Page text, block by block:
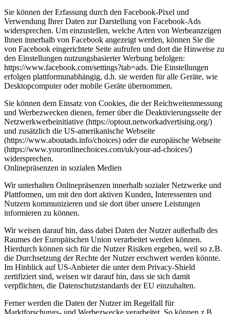
Sie können der Erfassung durch den Facebook-Pixel und
Verwendung Ihrer Daten zur Darstellung von Facebook-Ads
widersprechen. Um einzustellen, welche Arten von Werbeanzeigen
Ihnen innerhalb von Facebook angezeigt werden, können Sie die
von Facebook eingerichtete Seite aufrufen und dort die Hinweise zu
den Einstellungen nutzungsbasierter Werbung befolgen:
https://www.facebook.com/settings?tab=ads. Die Einstellungen
erfolgen plattformunabhängig, d.h. sie werden für alle Geräte, wie
Desktopcomputer oder mobile Geräte übernommen.
Sie können dem Einsatz von Cookies, die der Reichweitenmessung
und Werbezwecken dienen, ferner über die Deaktivierungsseite der
Netzwerkwerbeinitiative (https://optout.networkadvertising.org/)
und zusätzlich die US-amerikanische Webseite
(https://www.aboutads.info/choices) oder die europäische Webseite
(https://www.youronlinechoices.com/uk/your-ad-choices/)
widersprechen.
Onlinepräsenzen in sozialen Medien
Wir unterhalten Onlinepräsenzen innerhalb sozialer Netzwerke und
Plattformen, um mit den dort aktiven Kunden, Interessenten und
Nutzern kommunizieren und sie dort über unsere Leistungen
informieren zu können.
Wir weisen darauf hin, dass dabei Daten der Nutzer außerhalb des
Raumes der Europäischen Union verarbeitet werden können.
Hierdurch können sich für die Nutzer Risiken ergeben, weil so z.B.
die Durchsetzung der Rechte der Nutzer erschwert werden könnte.
Im Hinblick auf US-Anbieter die unter dem Privacy-Shield
zertifiziert sind, weisen wir darauf hin, dass sie sich damit
verpflichten, die Datenschutzstandards der EU einzuhalten.
Ferner werden die Daten der Nutzer im Regelfall für